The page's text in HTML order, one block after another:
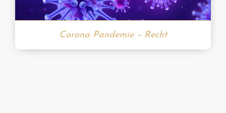
Corona Pandemie – Recht